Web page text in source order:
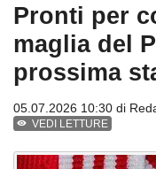
Pronti per
maglia del
prossima
05.07.2026 10:30 di
VEDI LETTURE